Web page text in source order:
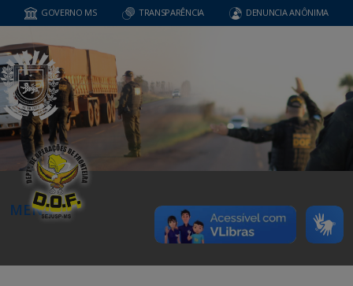
GOVERNO MS TRANSPARÊNCIA DENUNCIA ANÔNIMA
MENU